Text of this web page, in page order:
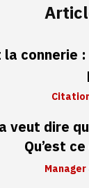
la connerie
veut dire
Qu’est